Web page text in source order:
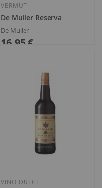
VERMUT
De Muller Reserva
De Muller
16,95 €
Añadir a la Lista
VINO DULCE